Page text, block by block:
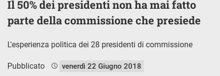
Il 50% dei presidenti non ha mai fatto
parte della commissione che presiede
L'esperienza politica dei 28 presidenti di commissione
Pubblicato venerdì 22 Giugno 2018